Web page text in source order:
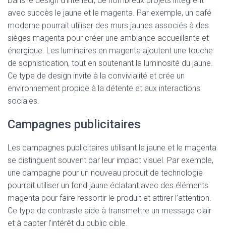
avec succès le jaune et le magenta. Par exemple, un café
moderne pourrait utiliser des murs jaunes associés à des
sièges magenta pour créer une ambiance accueillante et
énergique. Les luminaires en magenta ajoutent une touche
de sophistication, tout en soutenant la luminosité du jaune.
Ce type de design invite à la convivialité et crée un
environnement propice à la détente et aux interactions
sociales.
Campagnes publicitaires
Les campagnes publicitaires utilisant le jaune et le magenta
se distinguent souvent par leur impact visuel. Par exemple,
une campagne pour un nouveau produit de technologie
pourrait utiliser un fond jaune éclatant avec des éléments
magenta pour faire ressortir le produit et attirer l’attention.
Ce type de contraste aide à transmettre un message clair
et à capter l’intérêt du public cible.